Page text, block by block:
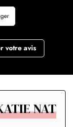
votre avis
NAT